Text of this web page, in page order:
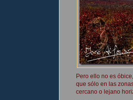
Pero ello no es
que sólo en las
cercano o lejano